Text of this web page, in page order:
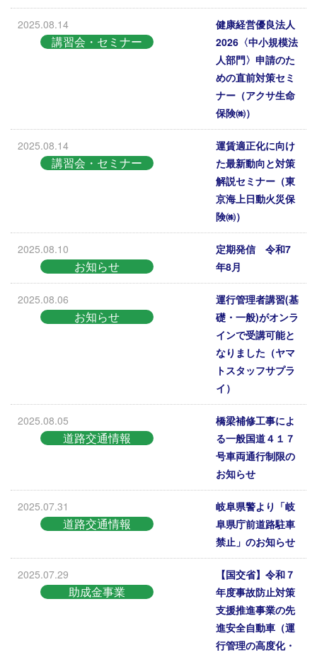
2025.08.14
講習会・セミナー
健康経営優良法人
2026〈中小規模法
人部門〉申請のた
めの直前対策セミ
ナー（アクサ生命
保険㈱）
2025.08.14
講習会・セミナー
運賃適正化に向け
た最新動向と対策
解説セミナー（東
京海上日動火災保
険㈱）
2025.08.10
お知らせ
定期発信 令和7
年8月
2025.08.06
お知らせ
運行管理者講習(基
礎・一般)がオンラ
インで受講可能と
なりました（ヤマ
トスタッフサプラ
イ）
2025.08.05
道路交通情報
橋梁補修工事によ
る一般国道４１７
号車両通行制限の
お知らせ
2025.07.31
道路交通情報
岐阜県警より「岐
阜県庁前道路駐車
禁止」のお知らせ
2025.07.29
助成金事業
【国交省】令和７
年度事故防止対策
支援推進事業の先
進安全自動車（運
行管理の高度化・